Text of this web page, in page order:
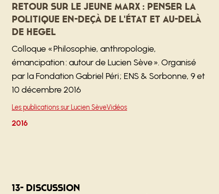
Retour sur le jeune Marx : penser la
politique en-deçà de l'État et au-delà
de Hegel
Colloque « Philosophie, anthropologie,
émancipation : autour de Lucien Sève ». Organisé
par la Fondation Gabriel Péri ; ENS & Sorbonne, 9 et
10 décembre 2016
Les publications sur Lucien SèveVidéos
2016
13- Discussion